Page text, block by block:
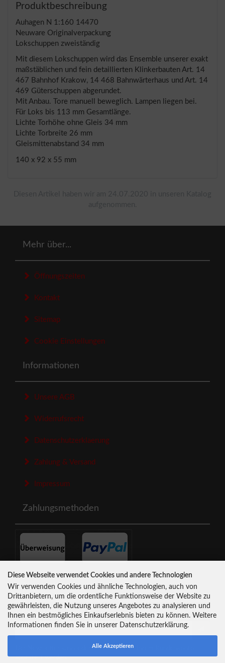
Produktbeschreibung
Auhagen N 1:160 14470
Neuware Originalverpackung
Lokschuppen zweiständig
Mit diesem Lokschuppen wird das Ensemble unserer exakt
maßstäblichen und fein detaillierten Klinkerbauten Art. 14
467 Bahnhof Krakow, 14 468 Bahnwärterhaus und Art. 14
469 Güterschuppen abgerundet.
Mit Anbau. Tore manuell beweglich. Lampen liegen bei.
Für Loks bis 113 mm Gesamtlänge.
Lichte Torhöhe ohne Gleis 34 mm
Lichte Torbreite 26 mm
Gleismittenabstand 34 mm
140 x 92 x 55 mm
Mehr über...
Öffnungszeiten
Kontakt
Sitemap
Cookie Einstellungen
Informationen
Unsere AGB
Widerrufsrecht
Datenschutzerklaerung
Zahlung & Versand
Impressum
Zahlungsmethoden
Newsletter-Anmeldung
E-Mail-Adresse:
Der Newsletter kann jederzeit hier oder in Ihrem Kundenkonto
abbestellt werden.
Diese Webseite verwendet Cookies und andere Technologien
Wir verwenden Cookies und ähnliche Technologien, auch von
Drittanbietern, um die ordentliche Funktionsweise der Website zu
gewährleisten, die Nutzung unseres Angebotes zu analysieren und
Ihnen ein bestmögliches Einkaufserlebnis bieten zu können. Weitere
Informationen finden Sie in unserer Datenschutzerklärung.
Alle Akzeptieren